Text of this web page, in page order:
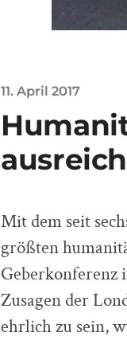
11. April 2017
Mit dem seit
größten
Geberkonferenz
Zusagen der
ehrlich zu sein,